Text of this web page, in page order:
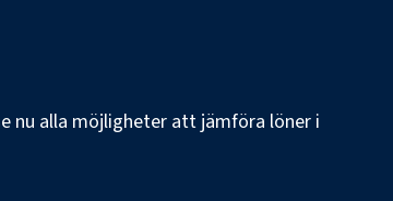
nu alla möjligheter att jämföra löner i